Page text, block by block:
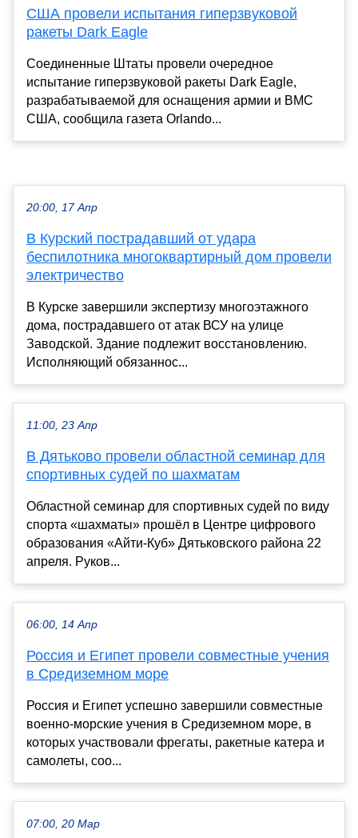
США провели испытания гиперзвуковой
ракеты Dark Eagle
Соединенные Штаты провели очередное
испытание гиперзвуковой ракеты Dark Eagle,
разрабатываемой для оснащения армии и ВМС
США, сообщила газета Orlando...
20:00, 17 Апр
В Курский пострадавший от удара
беспилотника многоквартирный дом провели
электричество
В Курске завершили экспертизу многоэтажного
дома, пострадавшего от атак ВСУ на улице
Заводской. Здание подлежит восстановлению.
Исполняющий обязаннос...
11:00, 23 Апр
В Дятьково провели областной семинар для
спортивных судей по шахматам
Областной семинар для спортивных судей по виду
спорта «шахматы» прошёл в Центре цифрового
образования «Айти-Куб» Дятьковского района 22
апреля. Руков...
06:00, 14 Апр
Россия и Египет провели совместные учения
в Средиземном море
Россия и Египет успешно завершили совместные
военно-морские учения в Средиземном море, в
которых участвовали фрегаты, ракетные катера и
самолеты, соо...
07:00, 20 Мар